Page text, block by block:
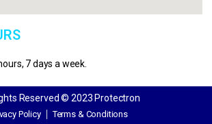
7 days a week.
Reserved © 2023 Protectron
Policy Terms & Conditions